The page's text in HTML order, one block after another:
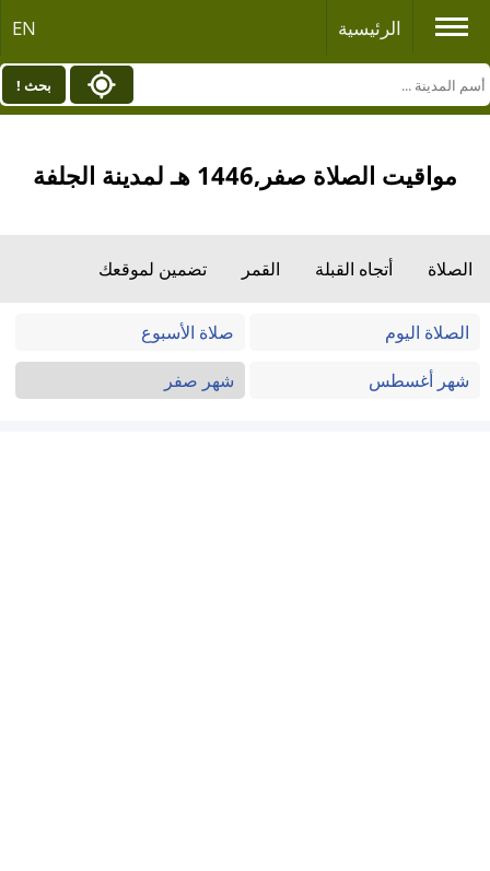
الرئيسية EN
بحث !
مواقيت الصلاة صفر,1446 هـ لمدينة الجلفة
الصلاة أتجاه القبلة القمر تضمين لموقعك
الصلاة اليوم
صلاة الأسبوع
شهر أغسطس
شهر صفر